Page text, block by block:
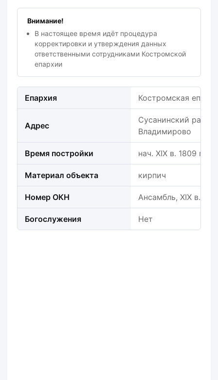
Внимание!
В настоящее время идёт процедура
корректировки и утверждения данных
ответственными сотрудниками Костромской
епархии
Епархия Костромская
Адрес
Сусанинский
Владимирово
Время постройки нач. XIX в. 1809 г.
Материал объекта кирпич
Номер ОКН Ансамбль, XIX в.:
Богослужения Нет